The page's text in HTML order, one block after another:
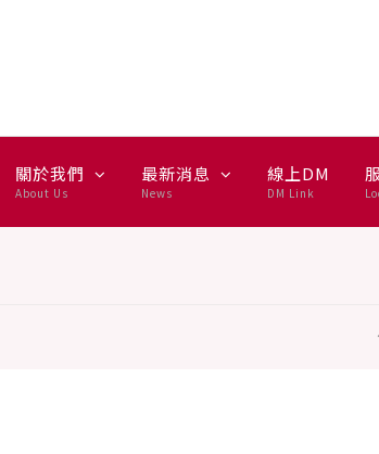
關於我們
About Us
最新消息
News
線上DM
DM Link